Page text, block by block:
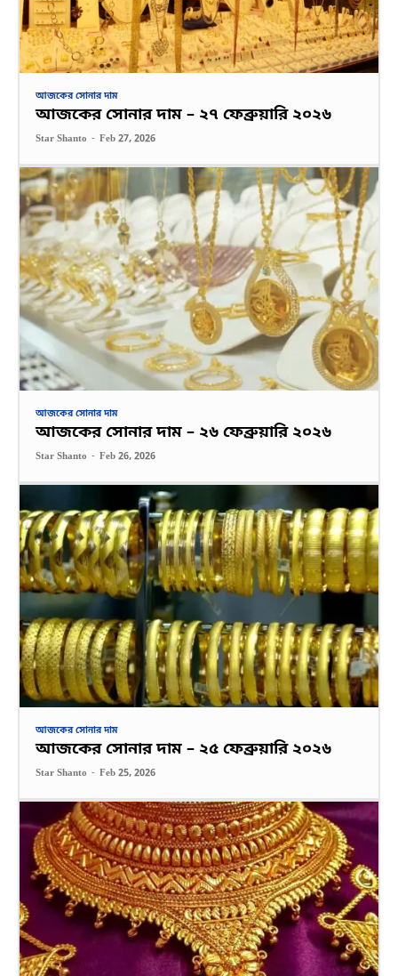
আজকের সোনার দাম
আজকের সোনার দাম – ২৭ ফেব্রুয়ারি ২০২৬
Star Shanto - Feb 27, 2026
আজকের সোনার দাম
আজকের সোনার দাম – ২৬ ফেব্রুয়ারি ২০২৬
Star Shanto - Feb 26, 2026
আজকের সোনার দাম
আজকের সোনার দাম – ২৫ ফেব্রুয়ারি ২০২৬
Star Shanto - Feb 25, 2026